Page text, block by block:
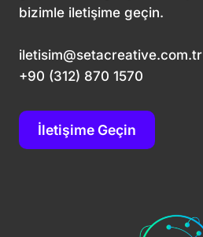
bizimle iletişime geçin.
iletisim@setacreative.com.tr
+90 (312) 870 1570
İletişime Geçin